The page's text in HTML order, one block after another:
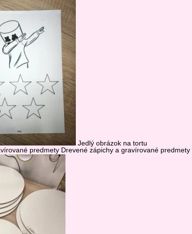
Jedlý obrázok na tortu
Drevené zápichy a gravírované predmety